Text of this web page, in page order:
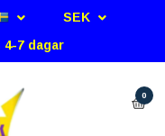
SEK
4-7 dagar
0